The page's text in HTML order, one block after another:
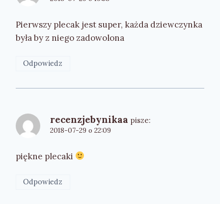
Pierwszy plecak jest super, każda dziewczynka
była by z niego zadowolona
Odpowiedz
recenzjebynikaa pisze:
2018-07-29 o 22:09
piękne plecaki
Odpowiedz